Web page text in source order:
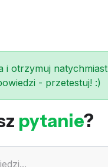
i otrzymuj natychmiast
- przetestuj! :)
pytanie?